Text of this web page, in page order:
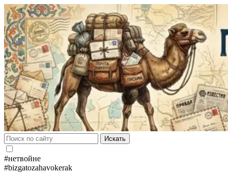
Искать
#нетвойне
#bizgatozahavokerak